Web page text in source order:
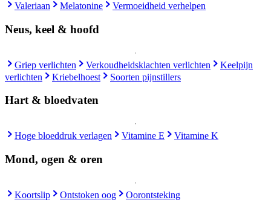
Valeriaan Melatonine Vermoeidheid verhelpen
Neus, keel & hoofd
Griep verlichten Verkoudheidsklachten verlichten
Keelpijn
verlichten
Kriebelhoest Soorten pijnstillers
Hart & bloedvaten
Hoge bloeddruk verlagen Vitamine E Vitamine K
Mond, ogen & oren
Koortslip Ontstoken oog Oorontsteking